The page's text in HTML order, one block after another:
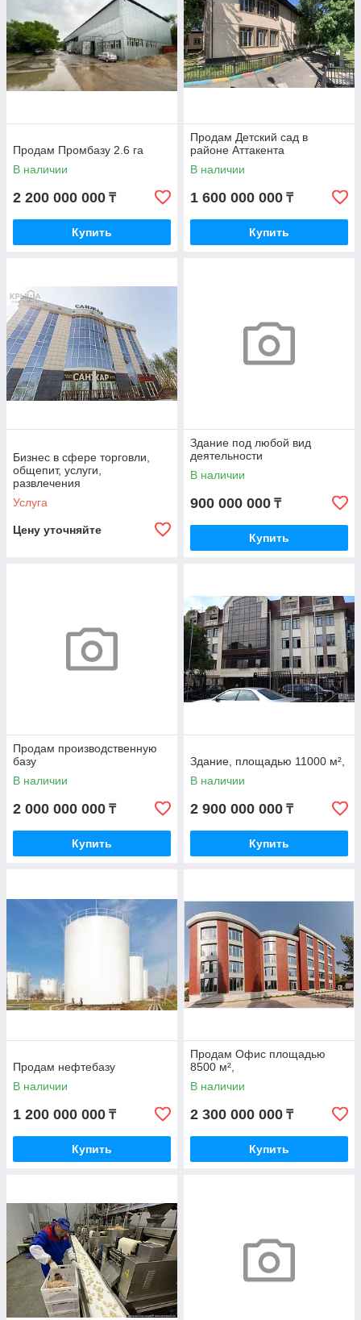
Продам Промбазу 2.6 га
В наличии
2 200 000 000 ₸
Купить
Продам Детский сад в
районе Аттакента
В наличии
1 600 000 000 ₸
Купить
Бизнес в сфере торговли,
общепит, услуги,
развлечения
Услуга
Цену уточняйте
Здание под любой вид
деятельности
В наличии
900 000 000 ₸
Купить
Продам производственную
базу
В наличии
2 000 000 000 ₸
Купить
Здание, площадью 11000 м²,
В наличии
2 900 000 000 ₸
Купить
Продам нефтебазу
В наличии
1 200 000 000 ₸
Купить
Продам Офис площадью
8500 м²,
В наличии
2 300 000 000 ₸
Купить